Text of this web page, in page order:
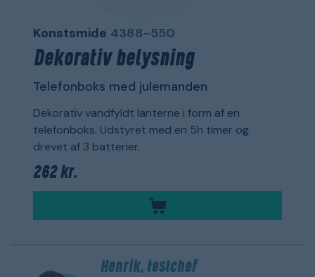
Konstsmide 4388-550
Dekorativ belysning
Telefonboks med julemanden
Dekorativ vandfyldt lanterne i form af en
telefonboks. Udstyret med en 5h timer og
drevet af 3 batterier.
262 kr.
Henrik, testchef